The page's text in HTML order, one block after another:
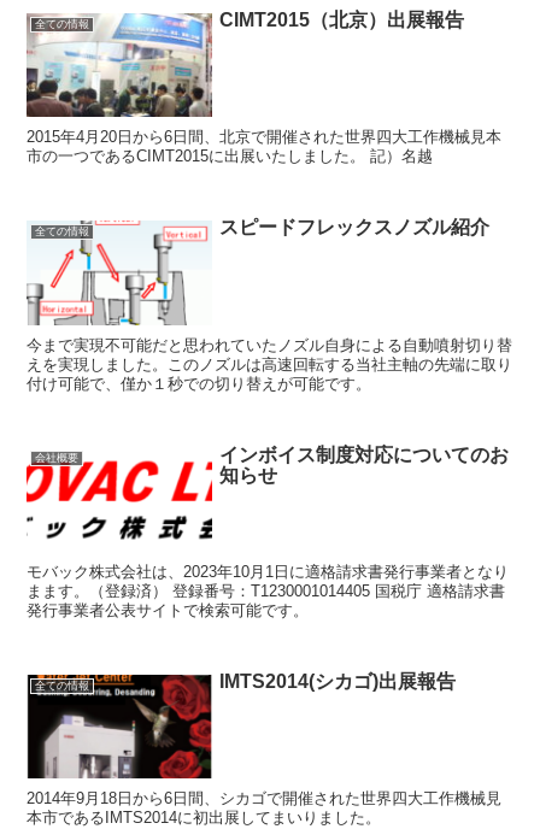
全ての情報 CIMT2015（北京）出展報告
2015年4月20日から6日間、北京で開催された世界四大工作機械見本
市の一つであるCIMT2015に出展いたしました。 記）名越
全ての情報 スピードフレックスノズル紹介
今まで実現不可能だと思われていたノズル自身による自動噴射切り替
えを実現しました。このノズルは高速回転する当社主軸の先端に取り
付け可能で、僅か１秒での切り替えが可能です。
会社概要
インボイス制度対応についてのお
知らせ
モバック株式会社は、2023年10月1日に適格請求書発行事業者となり
まます。（登録済） 登録番号：T1230001014405 国税庁 適格請求書
発行事業者公表サイトで検索可能です。
全ての情報 IMTS2014(シカゴ)出展報告
2014年9月18日から6日間、シカゴで開催された世界四大工作機械見
本市であるIMTS2014に初出展してまいりました。